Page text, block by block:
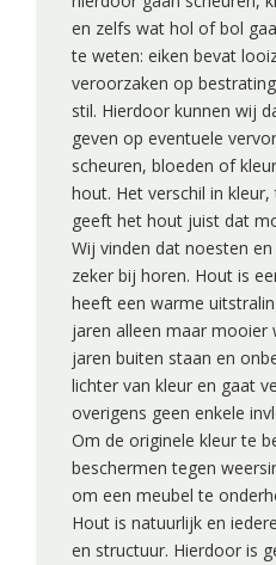
en zelfs wat hol of bol
te weten: eiken bevat
veroorzaken op
stil. Hierdoor kunnen wij
geven op eventuele
scheuren, bloeden of
hout. Het verschil in
geeft het hout juist dat
Wij vinden dat noesten
zeker bij horen. Hout is
heeft een warme
jaren alleen maar mooier
jaren buiten staan en
lichter van kleur en gaat
overigens geen enkele
Om de originele kleur te
beschermen tegen
om een meubel te
Hout is natuurlijk en
en structuur. Hierdoor is